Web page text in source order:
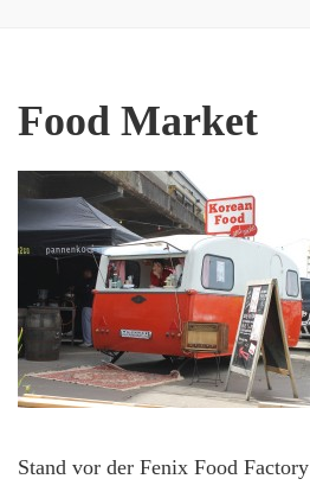
Food Market
Stand vor der Fenix Food Factory